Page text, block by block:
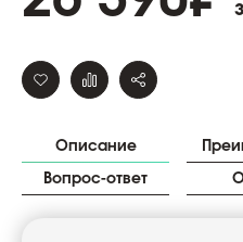
Описание
Вопрос-ответ